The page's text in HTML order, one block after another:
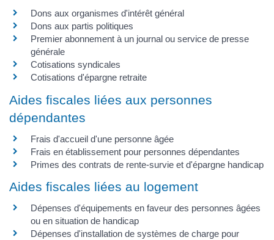
Dons aux organismes d'intérêt général
Dons aux partis politiques
Premier abonnement à un journal ou service de presse
générale
Cotisations syndicales
Cotisations d'épargne retraite
Aides fiscales liées aux personnes
dépendantes
Frais d'accueil d'une personne âgée
Frais en établissement pour personnes dépendantes
Primes des contrats de rente-survie et d'épargne handicap
Aides fiscales liées au logement
Dépenses d'équipements en faveur des personnes âgées
ou en situation de handicap
Dépenses d'installation de systèmes de charge pour